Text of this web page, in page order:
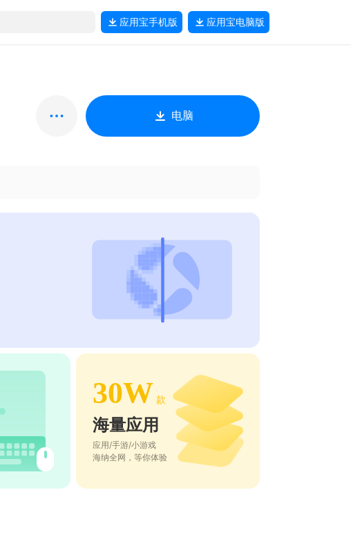
应用宝手机版 应用宝电脑版
电脑
30W 款
海量应用
应用/手游/小游戏
海纳全网，等你体验